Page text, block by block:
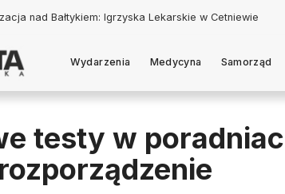
Jankowski: Politycy w pogoni za króliczkiem
Wydarzenia Medycyna Samorząd
testy w